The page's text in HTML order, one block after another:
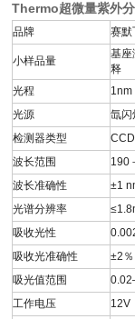
Thermo超微量紫外
品牌 赛默
小样品量
基座
释
光程
1nm
光源
氙闪
检测器类型
波长范围
190
波长准确性
±1
光谱分辨率
吸收光性
吸收光准确性
±2
吸光值范围
工作电压
12V